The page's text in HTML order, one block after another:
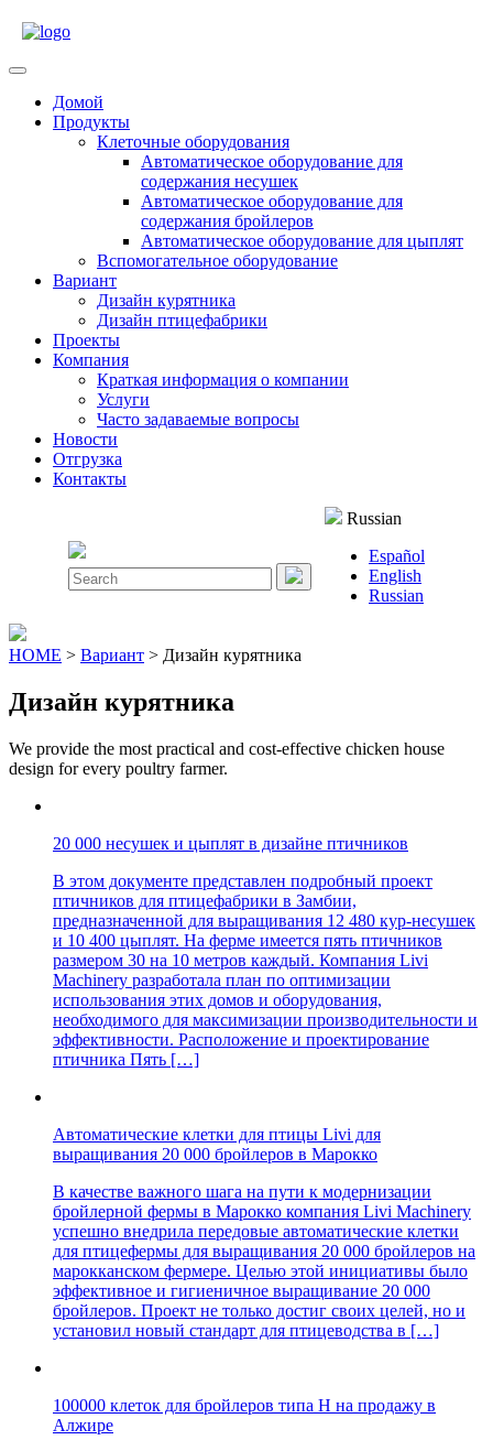
Open
Домой
Продукты
Клеточные оборудования
Автоматическое оборудование для
содержания несушек
Автоматическое оборудование для
содержания бройлеров
Автоматическое оборудование для цыплят
Вспомогательное оборудование
Вариант
Дизайн курятника
Дизайн птицефабрики
Проекты
Компания
Краткая информация о компании
Услуги
Часто задаваемые вопросы
Новости
Отгрузка
Контакты
Search
for:
Russian
Español
English
Russian
HOME > Вариант > Дизайн курятника
Дизайн курятника
We provide the most practical and cost-effective chicken house
design for every poultry farmer.
20 000 несушек и цыплят в дизайне птичников
В этом документе представлен подробный проект
птичников для птицефабрики в Замбии,
предназначенной для выращивания 12 480 кур-несушек
и 10 400 цыплят. На ферме имеется пять птичников
размером 30 на 10 метров каждый. Компания Livi
Machinery разработала план по оптимизации
использования этих домов и оборудования,
необходимого для максимизации производительности и
эффективности. Расположение и проектирование
птичника Пять […]
Автоматические клетки для птицы Livi для
выращивания 20 000 бройлеров в Марокко
В качестве важного шага на пути к модернизации
бройлерной фермы в Марокко компания Livi Machinery
успешно внедрила передовые автоматические клетки
для птицефермы для выращивания 20 000 бройлеров на
марокканском фермере. Целью этой инициативы было
эффективное и гигиеничное выращивание 20 000
бройлеров. Проект не только достиг своих целей, но и
установил новый стандарт для птицеводства в […]
100000 клеток для бройлеров типа H на продажу в
Алжире